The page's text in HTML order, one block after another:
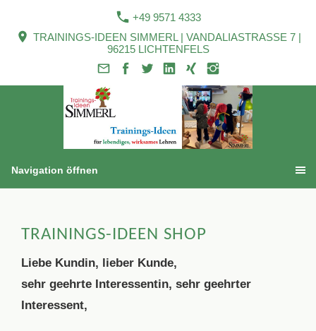
+49 9571 4333
TRAININGS-IDEEN SIMMERL | VANDALIASTRASSE 7 |
96215 LICHTENFELS
Navigation öffnen
TRAININGS-IDEEN SHOP
Liebe Kundin, lieber Kunde,
sehr geehrte Interessentin, sehr geehrter
Interessent,